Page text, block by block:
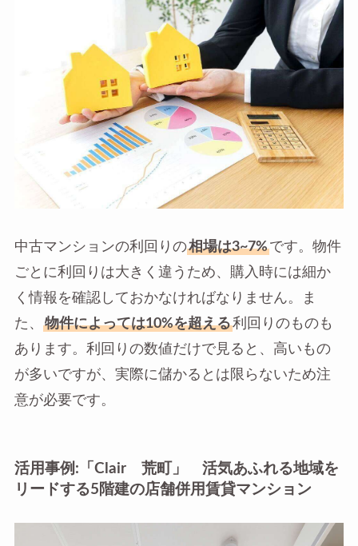
中古マンションの利回りの相場は3~7%です。物件
ごとに利回りは大きく違うため、購入時には細か
く情報を確認しておかなければなりません。ま
た、
物件によっては10%を超える利回りのものも
あります。利回りの数値だけで見ると、高いもの
が多いですが、実際に儲かるとは限らないため注
意が必要です。
活用事例:「Clair 荒町」 活気あふれる地域を
リードする5階建の店舗併用賃貸マンション